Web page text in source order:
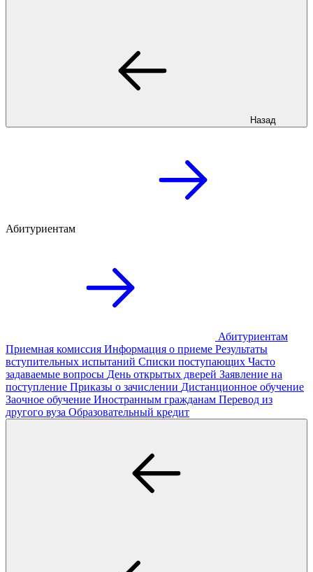
Назад
Абитуриентам
Абитуриентам
Приемная комиссия Информация о приеме Результаты
вступительных испытаний Списки поступающих Часто
задаваемые вопросы День открытых дверей Заявление на
поступление Приказы о зачислении Дистанционное обучение
Заочное обучение Иностранным гражданам Перевод из
другого вуза Образовательный кредит